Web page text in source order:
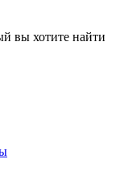
вы хотите найти